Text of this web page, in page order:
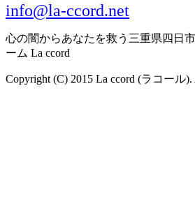
info@la-ccord.net
心の闇からあなたを救う三重県四日
ーム La ccord
Copyright (C) 2015 La ccord (ラコール).